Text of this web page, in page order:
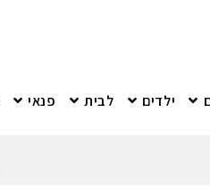
ילדים לבית פנאי